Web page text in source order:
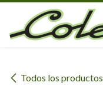
Ir al contenido
Todos los productos